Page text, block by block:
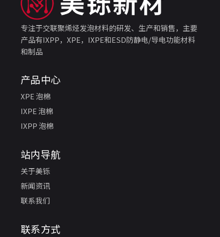
专注于交联聚烯烃发泡材料的研发、生产和销售，主要
产品有IXPP，XPE，IXPE和ESD防静电/导电功能材料
和制品
产品中心
XPE 泡棉
IXPE 泡棉
IXPP 泡棉
站内导航
关于美铄
新闻资讯
联系我们
联系方式